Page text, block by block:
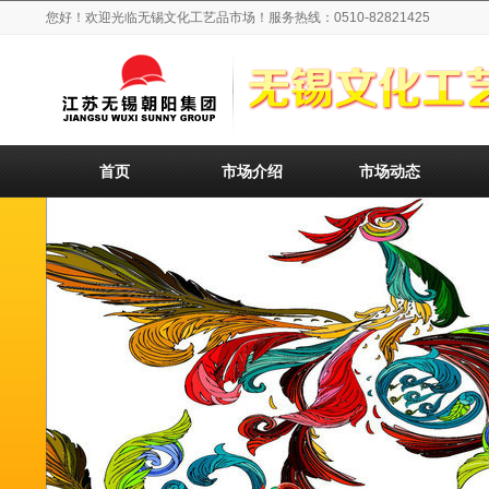
您好！欢迎光临无锡文化工艺品市场！服务热线：0510-82821425
首页 市场介绍 市场动态